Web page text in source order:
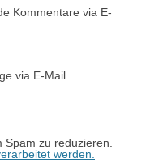
Kommentare via E-
via E-Mail.
zu reduzieren.
werden.